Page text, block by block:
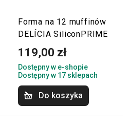
Forma na 12 muffinów
DELÍCIA SiliconPRIME
119,00 zł
Dostępny w e-shopie
Dostępny w 17 sklepach
Do koszyka